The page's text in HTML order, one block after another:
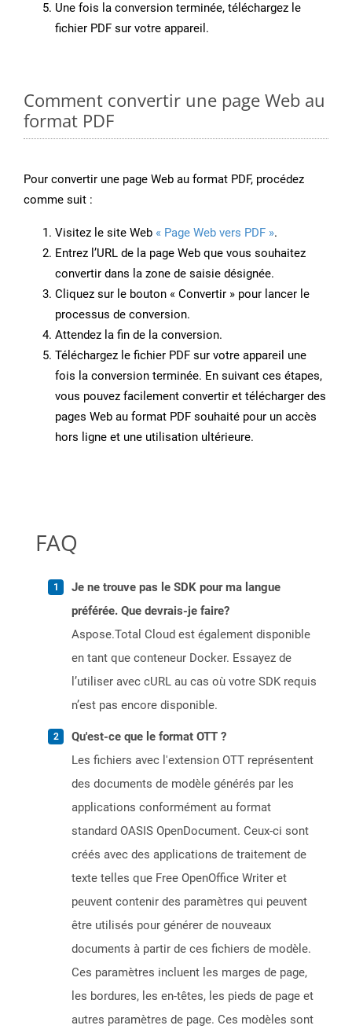
Une fois la conversion terminée, téléchargez le
fichier PDF sur votre appareil.
Comment convertir une page Web au
format PDF
Pour convertir une page Web au format PDF, procédez
comme suit :
Visitez le site Web « Page Web vers PDF ».
Entrez l’URL de la page Web que vous souhaitez
convertir dans la zone de saisie désignée.
Cliquez sur le bouton « Convertir » pour lancer le
processus de conversion.
Attendez la fin de la conversion.
Téléchargez le fichier PDF sur votre appareil une
fois la conversion terminée. En suivant ces étapes,
vous pouvez facilement convertir et télécharger des
pages Web au format PDF souhaité pour un accès
hors ligne et une utilisation ultérieure.
FAQ
Je ne trouve pas le SDK pour ma langue
préférée. Que devrais-je faire?
Aspose.Total Cloud est également disponible
en tant que conteneur Docker. Essayez de
l’utiliser avec cURL au cas où votre SDK requis
n’est pas encore disponible.
Qu'est-ce que le format OTT ?
Les fichiers avec l'extension OTT représentent
des documents de modèle générés par les
applications conformément au format
standard OASIS OpenDocument. Ceux-ci sont
créés avec des applications de traitement de
texte telles que Free OpenOffice Writer et
peuvent contenir des paramètres qui peuvent
être utilisés pour générer de nouveaux
documents à partir de ces fichiers de modèle.
Ces paramètres incluent les marges de page,
les bordures, les en-têtes, les pieds de page et
autres paramètres de page. Ces modèles sont